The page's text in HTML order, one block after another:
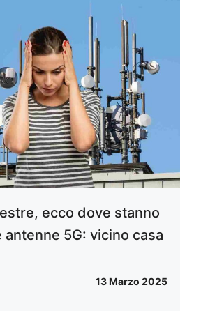
ecco dove stanno
5G: vicino casa
13 Marzo 2025